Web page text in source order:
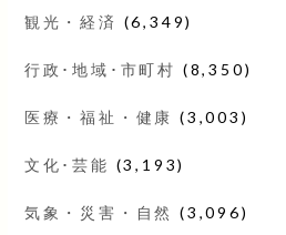
観光・経済 (6,349)
行政･地域･市町村 (8,350)
医療・福祉・健康 (3,003)
文化･芸能 (3,193)
気象・災害・自然 (3,096)